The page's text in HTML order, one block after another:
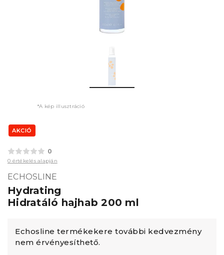
*A kép illusztráció
AKCIÓ
0
0 értékelés alapján
ECHOSLINE
Hydrating
Hidratáló hajhab 200 ml
Echosline termékekere további kedvezmény
nem érvényesíthető.